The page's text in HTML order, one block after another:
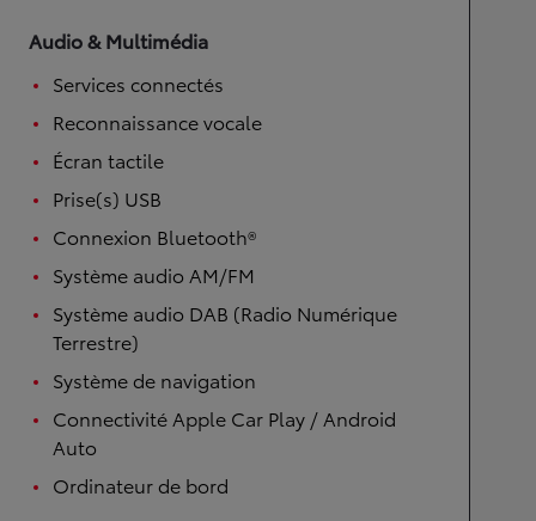
Audio & Multimédia
Services connectés
Reconnaissance vocale
Écran tactile
Prise(s) USB
Connexion Bluetooth®
Système audio AM/FM
Système audio DAB (Radio Numérique
Terrestre)
Système de navigation
Connectivité Apple Car Play / Android
Auto
Ordinateur de bord